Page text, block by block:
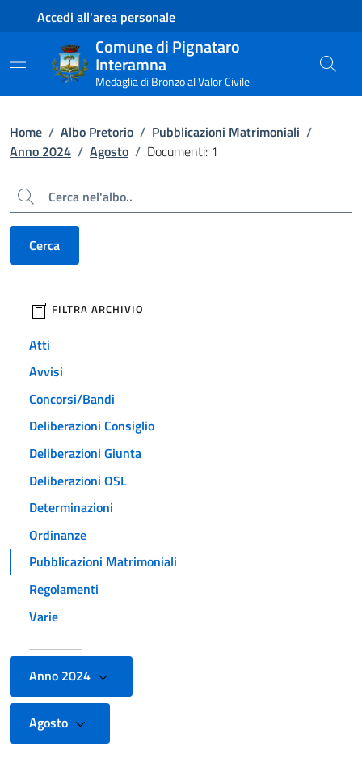
Contenuto principale
Piede di paginaAccedi all'area personale
Comune di Pignataro
Interamna
Medaglia di Bronzo al Valor Civile
Home / Albo Pretorio / Pubblicazioni Matrimoniali /
Anno 2024 / Agosto / Documenti: 1
Cerca
Cerca
filtri da applicare
FILTRA ARCHIVIO
Atti
Avvisi
Concorsi/Bandi
Deliberazioni Consiglio
Deliberazioni Giunta
Deliberazioni OSL
Determinazioni
Ordinanze
Pubblicazioni Matrimoniali
Regolamenti
Varie
Anno 2024
Agosto